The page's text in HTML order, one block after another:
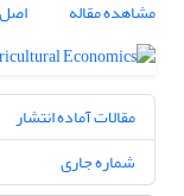
مشاهده مقاله
مقالات آماده انتشار
شماره جاری